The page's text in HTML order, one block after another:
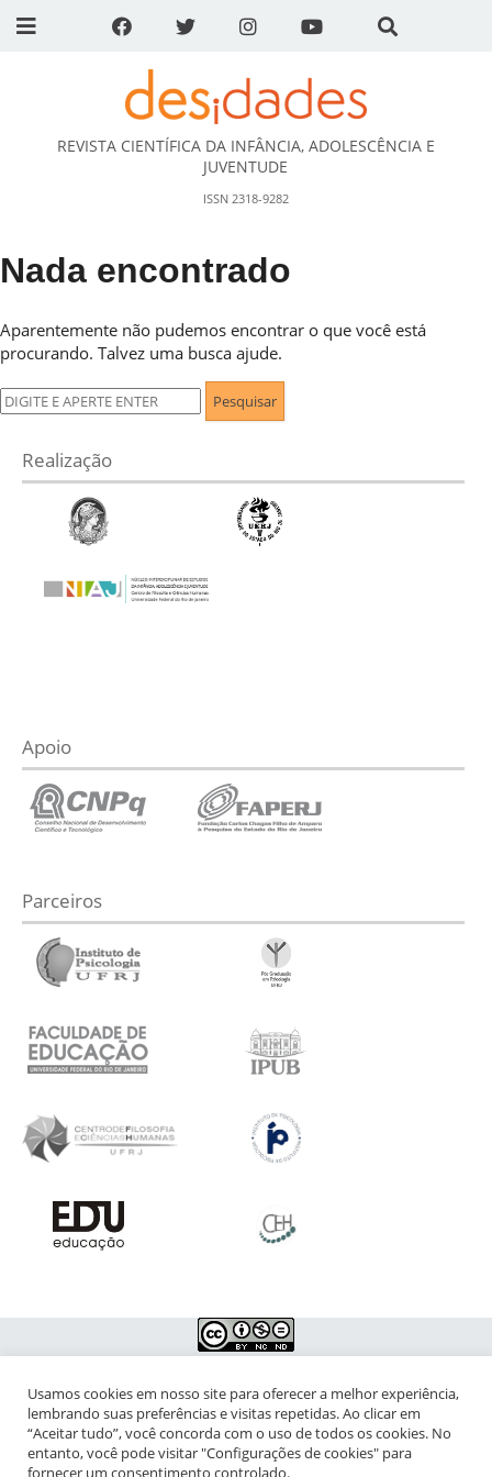
DESidades
REVISTA CIENTÍFICA DA INFÂNCIA, ADOLESCÊNCIA E
JUVENTUDE
ISSN 2318-9282
Nada encontrado
Aparentemente não pudemos encontrar o que você está
procurando. Talvez uma busca ajude.
Pesquisar
por:
Realização
Apoio
Parceiros
NIPIAC – Núcleo Interdisciplinar de Pesquisa para a Infância e
Adolescência Contemporâneas
Universidade Federal do Rio de Janeiro - Campus da Praia Vermelha
Usamos cookies em nosso site para oferecer a melhor experiência,
lembrando suas preferências e visitas repetidas. Ao clicar em
“Aceitar tudo”, você concorda com o uso de todos os cookies. No
entanto, você pode visitar "Configurações de cookies" para
fornecer um consentimento controlado.